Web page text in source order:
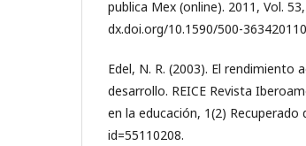
publica Mex (online). 2011, Vol.
dx.doi.org/10.1590/500-
Edel, N. R. (2003). El
desarrollo. REICE Revista
en la educación, 1(2)
id=55110208.